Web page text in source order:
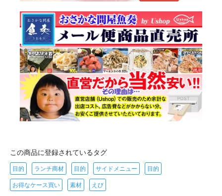
この商品に登録されているタグ
目的 ランチ商材 目的 サイドメニュー 目的
お得なケース買い 素材 えび